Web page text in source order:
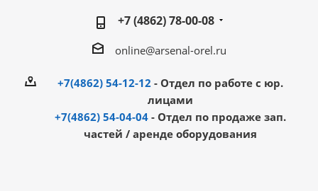
+7 (4862) 78-00-08
online@arsenal-orel.ru
+7(4862) 54-12-12 - Отдел по работе с юр.
лицами
+7(4862) 54-04-04 - Отдел по продаже зап.
частей / аренде оборудования